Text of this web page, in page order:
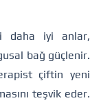
daha iyi anlar,
bağ güçlenir.
çiftin yeni
teşvik eder.